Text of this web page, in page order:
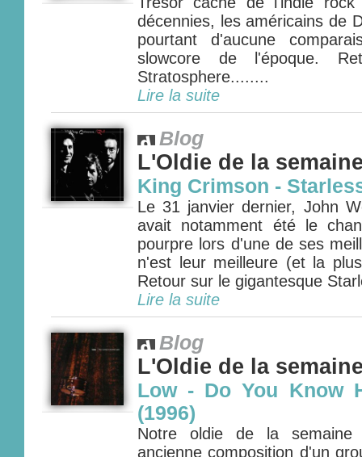
décennies, les américains de
pourtant d'aucune
slowcore de l'époque.
Stratosphere........
Lire la suite
Blog
L'Oldie de la
King Crimson -
Le 31 janvier dernier, John
avait notamment été le
pourpre lors d'une de ses
n'est leur meilleure (et la
Retour sur le gigantesque
Lire la suite
Blog
L'Oldie de la
Low - Do You Know
(1996)
Notre oldie de la semaine
ancienne composition d'un